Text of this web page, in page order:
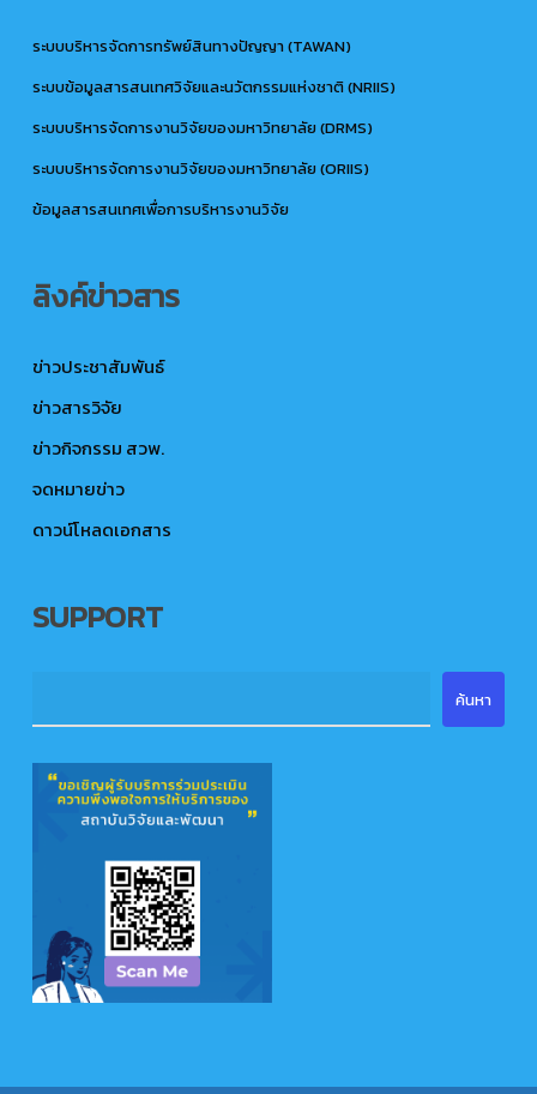
ระบบบริหารจัดการทรัพย์สินทางปัญญา (TAWAN)
ระบบข้อมูลสารสนเทศวิจัยและนวัตกรรมแห่งชาติ (NRIIS)
ระบบบริหารจัดการงานวิจัยของมหาวิทยาลัย (DRMS)
ระบบบริหารจัดการงานวิจัยของมหาวิทยาลัย (ORIIS)
ข้อมูลสารสนเทศเพื่อการบริหารงานวิจัย
ลิงค์ข่าวสาร
ข่าวประชาสัมพันธ์
ข่าวสารวิจัย
ข่าวกิจกรรม สวพ.
จดหมายข่าว
ดาวน์โหลดเอกสาร
SUPPORT
ค้นหา